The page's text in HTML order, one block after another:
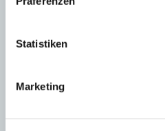
Statistiken
Marketing
Medailonky zaměstnanců